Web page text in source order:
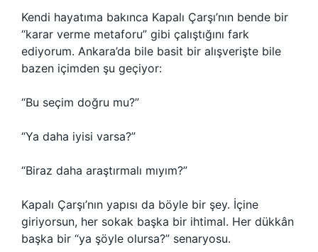
Kendi hayatıma bakınca Kapalı Çarşı’nın bende bir
“karar verme metaforu” gibi çalıştığını fark
ediyorum. Ankara’da bile basit bir alışverişte bile
bazen içimden şu geçiyor:
“Bu seçim doğru mu?”
“Ya daha iyisi varsa?”
“Biraz daha araştırmalı mıyım?”
Kapalı Çarşı’nın yapısı da böyle bir şey. İçine
giriyorsun, her sokak başka bir ihtimal. Her dükkân
başka bir “ya şöyle olursa?” senaryosu.